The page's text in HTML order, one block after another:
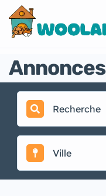
Annonces
Ville